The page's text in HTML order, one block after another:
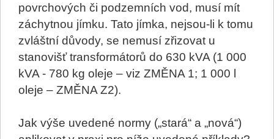
povrchových či podzemních vod, musí mít
záchytnou jímku. Tato jímka, nejsou-li k tomu
zvláštní důvody, se nemusí zřizovat u
stanovišť transformátorů do 630 kVA (1 000
kVA - 780 kg oleje – viz ZMĚNA 1; 1 000 l
oleje – ZMĚNA Z2).
Jak výše uvedené normy („stará“ a „nová“)